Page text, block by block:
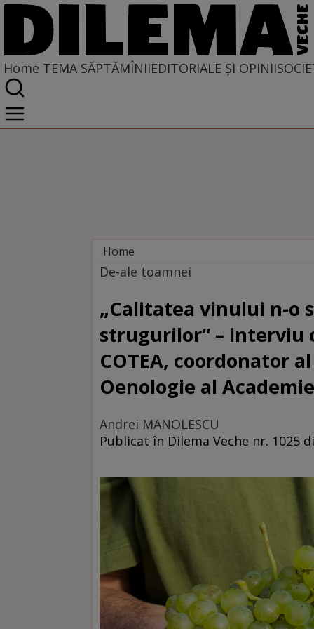
Home TEMA SĂPTĂMÎNIIEDITORIALE ȘI OPINII
Home
Tema săptămînii
De-ale toamnei
„Calitatea vinului n-o
strugurilor“ – interviu
COTEA, coordonator
Oenologie al
Andrei MANOLESCU
Publicat în Dilema Veche nr. 1025